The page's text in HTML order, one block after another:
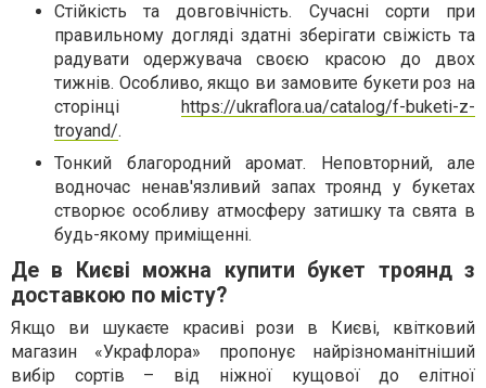
Стійкість та довговічність. Сучасні сорти при
правильному догляді здатні зберігати свіжість та
радувати одержувача своєю красою до двох
тижнів. Особливо, якщо ви замовите букети роз на
сторінці
https://ukraflora.ua/catalog/f-buketi-z-
troyand/.
Тонкий благородний аромат. Неповторний, але
водночас ненав'язливий запах троянд у букетах
створює особливу атмосферу затишку та свята в
будь-якому приміщенні.
Де в Києві можна купити букет троянд з
доставкою по місту?
Якщо ви шукаєте красиві рози в Києві, квітковий
магазин «Украфлора» пропонує найрізноманітніший
вибір сортів – від ніжної кущової до елітної